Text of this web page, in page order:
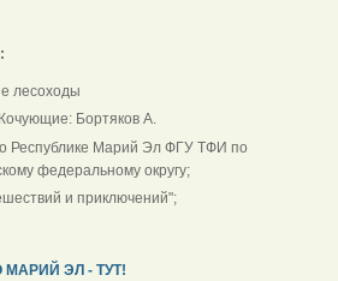
лесоходы
Бортяков А.
Республике Марий Эл ФГУ ТФИ по
федеральному округу;
и приключений";
ЭЛ - ТУТ!